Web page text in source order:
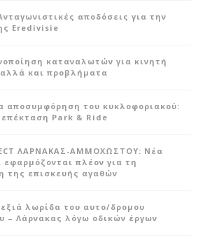
αποδόσεις για την
Eredivisie
καταναλωτών για κινητή
και προβλήματα
αποσυμφόρηση του κυκλοφοριακού:
επέκταση Park & Ride
ΛΑΡΝΑΚΑΣ-ΑΜΜΟΧΩΣΤΟΥ: Νέα
εφαρμόζονται πλέον για τη
της επισκευής αγαθών
λωρίδα του αυτο/δρομου
– Λάρνακας λόγω οδικών έργων